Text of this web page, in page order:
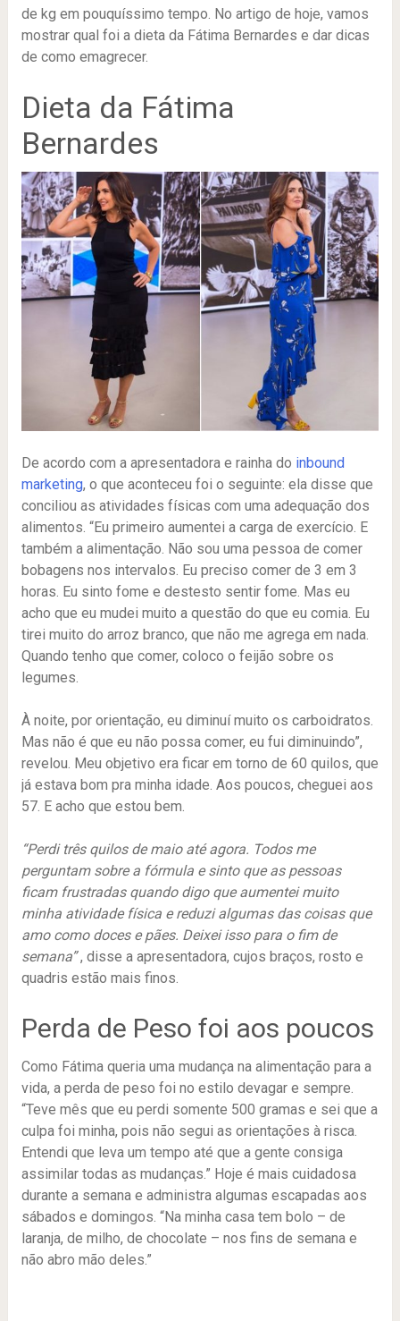
de kg em pouquíssimo tempo. No artigo de hoje, vamos
mostrar qual foi a dieta da Fátima Bernardes e dar dicas
de como emagrecer.
Dieta da Fátima
Bernardes
De acordo com a apresentadora e rainha do inbound
marketing, o que aconteceu foi o seguinte: ela disse que
conciliou as atividades físicas com uma adequação dos
alimentos. “Eu primeiro aumentei a carga de exercício. E
também a alimentação. Não sou uma pessoa de comer
bobagens nos intervalos. Eu preciso comer de 3 em 3
horas. Eu sinto fome e destesto sentir fome. Mas eu
acho que eu mudei muito a questão do que eu comia. Eu
tirei muito do arroz branco, que não me agrega em nada.
Quando tenho que comer, coloco o feijão sobre os
legumes.
À noite, por orientação, eu diminuí muito os carboidratos.
Mas não é que eu não possa comer, eu fui diminuindo”,
revelou. Meu objetivo era ficar em torno de 60 quilos, que
já estava bom pra minha idade. Aos poucos, cheguei aos
57. E acho que estou bem.
“Perdi três quilos de maio até agora. Todos me
perguntam sobre a fórmula e sinto que as pessoas
ficam frustradas quando digo que aumentei muito
minha atividade física e reduzi algumas das coisas que
amo como doces e pães. Deixei isso para o fim de
semana”, disse a apresentadora, cujos braços, rosto e
quadris estão mais finos.
Perda de Peso foi aos poucos
Como Fátima queria uma mudança na alimentação para a
vida, a perda de peso foi no estilo devagar e sempre.
“Teve mês que eu perdi somente 500 gramas e sei que a
culpa foi minha, pois não segui as orientações à risca.
Entendi que leva um tempo até que a gente consiga
assimilar todas as mudanças.” Hoje é mais cuidadosa
durante a semana e administra algumas escapadas aos
sábados e domingos. “Na minha casa tem bolo – de
laranja, de milho, de chocolate – nos fins de semana e
não abro mão deles.”